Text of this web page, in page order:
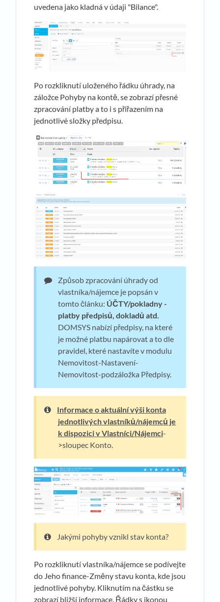
uvedena jako kladná v údaji "Bilance".
Po rozkliknutí uloženého řádku úhrady, na
záložce Pohyby na kontě, se zobrazí přesné
zpracování platby a to i s přiřazením na
jednotlivé složky předpisu.
Způsob zpracování úhrady od
vlastníka/nájemce je popsán v
tomto článku: ÚČTY/pokladny -
platby předpisů, dokladů atd.
DOMSYS nabízí předpisy, na které
je možné platbu napárovat a to dle
pravidel, které nastavíte v modulu
Nemovitost-Nastavení-
Nemovitost-podzáložka Předpisy.
Informace o aktuální výši konta
jednotlivých vlastníků/nájemců je
k dispozici v Vlastníci/Nájemci-
>sloupec Konto.
Jakými pohyby vznikl stav konta?
Po rozkliknutí vlastníka/nájemce se podívejte
do Jeho finance-Změny stavu konta, kde jsou
jednotlivé pohyby. Kliknutím na částku se
zobrazí bližší informace. Řádky s ikonou